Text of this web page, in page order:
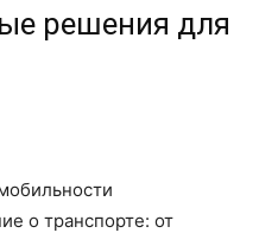
решения для
о транспорте: от